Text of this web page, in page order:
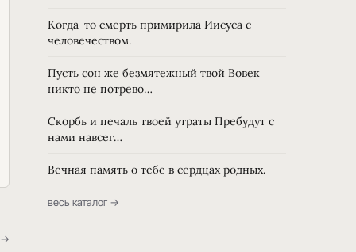
→
Когда-то смерть примирила Иисуса с
человечеством.
Пусть сон же безмятежный твой Вовек
никто не потрево…
Скорбь и печаль твоей утраты Пребудут с
нами навсег…
Вечная память о тебе в сердцах родных.
весь каталог →